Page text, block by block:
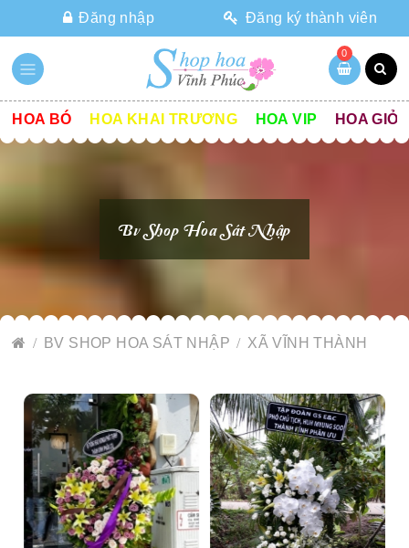
Đăng nhập Đăng ký thành viên
0
HOA BÓ HOA KHAI TRƯƠNG HOA VIP HOA GIỎ
Bv Shop Hoa Sát Nhập
BV SHOP HOA SÁT NHẬP XÃ VĨNH THÀNH